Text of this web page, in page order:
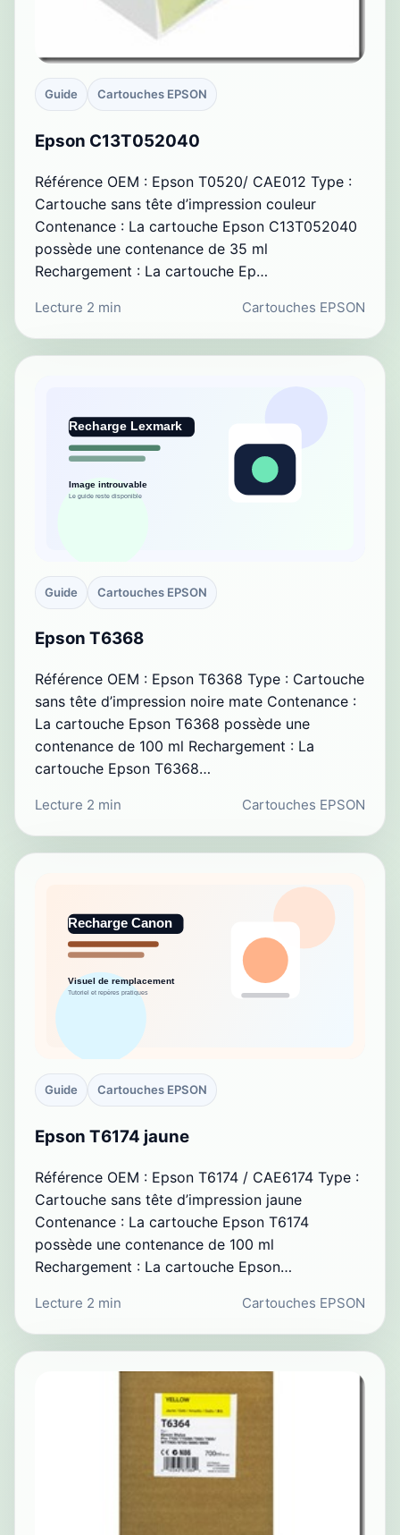
Guide Cartouches EPSON
Epson C13T052040
Référence OEM : Epson T0520/ CAE012 Type :
Cartouche sans tête d’impression couleur
Contenance : La cartouche Epson C13T052040
possède une contenance de 35 ml
Rechargement : La cartouche Ep…
Lecture 2 min Cartouches EPSON
Guide Cartouches EPSON
Epson T6368
Référence OEM : Epson T6368 Type : Cartouche
sans tête d’impression noire mate Contenance :
La cartouche Epson T6368 possède une
contenance de 100 ml Rechargement : La
cartouche Epson T6368…
Lecture 2 min Cartouches EPSON
Guide Cartouches EPSON
Epson T6174 jaune
Référence OEM : Epson T6174 / CAE6174 Type :
Cartouche sans tête d’impression jaune
Contenance : La cartouche Epson T6174
possède une contenance de 100 ml
Rechargement : La cartouche Epson…
Lecture 2 min Cartouches EPSON